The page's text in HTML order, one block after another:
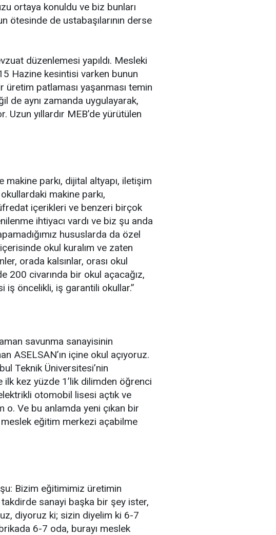
ortaya konuldu ve biz bunları
ötesinde de ustabaşılarının derse
düzenlemesi yapıldı. Mesleki
Hazine kesintisi varken bunun
patlaması yaşanması temin
de aynı zamanda uygulayarak,
yıllardır MEB’de yürütülen
makine parkı, dijital altyapı, iletişim
makine parkı,
içerikleri ve benzeri birçok
ihtiyacı vardı ve biz şu anda
hususlarda da özel
okul kuralım ve zaten
orada kalsınlar, orası okul
200 civarında bir okul açacağız,
iş öncelikli, iş garantili okullar.”
savunma sanayisinin
ASELSAN’ın içine okul açıyoruz.
Teknik Üniversitesi’nin
ilk kez yüzde 1’lik dilimden öğrenci
otomobil lisesi açtık ve
o. Ve bu anlamda yeni çıkan bir
eğitim merkezi açabilme
şu: Bizim eğitimimiz üretimin
sanayi başka bir şey ister,
diyoruz ki; sizin diyelim ki 6-7
6-7 oda, burayı meslek